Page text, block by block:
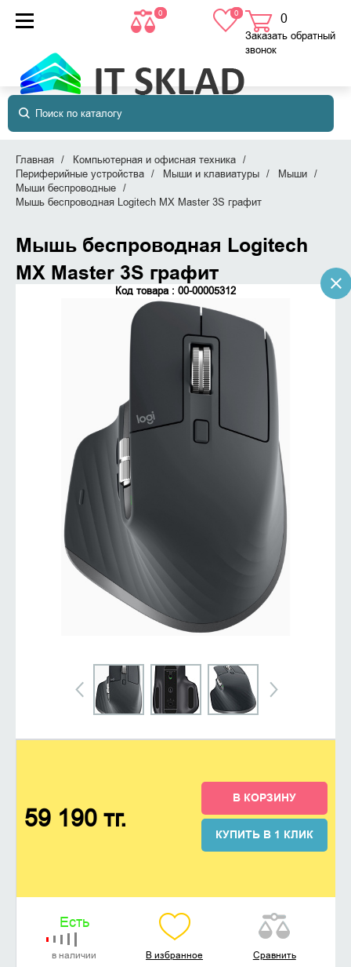
0 0 0
в корзине
Заказать обратный
звонок
Главная
Компьютерная и офисная техника
Периферийные устройства
Мыши и клавиатуры
Мыши
Мыши беспроводные
Мышь беспроводная Logitech MX Master 3S графит
Мышь беспроводная Logitech
MX Master 3S графит
Код товара : 00-00005312
59 190 тг.
В КОРЗИНУ
КУПИТЬ В 1 КЛИК
Есть
в наличии В избранное Сравнить